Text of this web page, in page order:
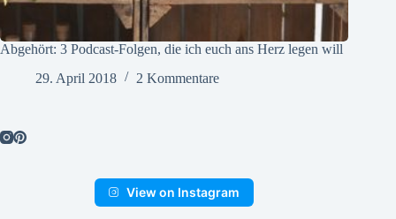
Abgehört: 3 Podcast-Folgen, die ich euch ans Herz legen will
29. April 2018
2 Kommentare
View on Instagram